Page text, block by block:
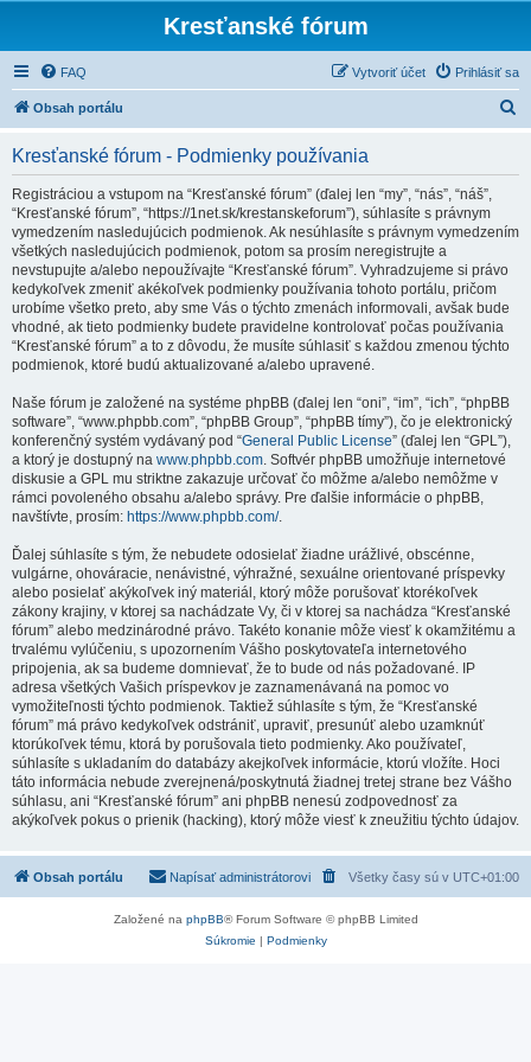
Kresťanské fórum
FAQ Prihlásiť sa
Vytvoriť účet
Obsah portálu
Kresťanské fórum - Podmienky používania
Registráciou a vstupom na “Kresťanské fórum” (ďalej len “my”, “nás”, “náš”,
“Kresťanské fórum”, “https://1net.sk/krestanskeforum”), súhlasíte s právnym
vymedzením nasledujúcich podmienok. Ak nesúhlasíte s právnym vymedzením
všetkých nasledujúcich podmienok, potom sa prosím neregistrujte a
nevstupujte a/alebo nepoužívajte “Kresťanské fórum”. Vyhradzujeme si právo
kedykoľvek zmeniť akékoľvek podmienky používania tohoto portálu, pričom
urobíme všetko preto, aby sme Vás o týchto zmenách informovali, avšak bude
vhodné, ak tieto podmienky budete pravidelne kontrolovať počas používania
“Kresťanské fórum” a to z dôvodu, že musíte súhlasiť s každou zmenou týchto
podmienok, ktoré budú aktualizované a/alebo upravené.
Naše fórum je založené na systéme phpBB (ďalej len “oni”, “im”, “ich”, “phpBB
software”, “www.phpbb.com”, “phpBB Group”, “phpBB tímy”), čo je elektronický
konferenčný systém vydávaný pod “General Public License” (ďalej len “GPL”),
a ktorý je dostupný na www.phpbb.com. Softvér phpBB umožňuje internetové
diskusie a GPL mu striktne zakazuje určovať čo môžme a/alebo nemôžme v
rámci povoleného obsahu a/alebo správy. Pre ďalšie informácie o phpBB,
navštívte, prosím: https://www.phpbb.com/.
Ďalej súhlasíte s tým, že nebudete odosielať žiadne urážlivé, obscénne,
vulgárne, ohováracie, nenávistné, výhražné, sexuálne orientované príspevky
alebo posielať akýkoľvek iný materiál, ktorý môže porušovať ktorékoľvek
zákony krajiny, v ktorej sa nachádzate Vy, či v ktorej sa nachádza “Kresťanské
fórum” alebo medzinárodné právo. Takéto konanie môže viesť k okamžitému a
trvalému vylúčeniu, s upozornením Vášho poskytovateľa internetového
pripojenia, ak sa budeme domnievať, že to bude od nás požadované. IP
adresa všetkých Vašich príspevkov je zaznamenávaná na pomoc vo
vymožiteľnosti týchto podmienok. Taktiež súhlasíte s tým, že “Kresťanské
fórum” má právo kedykoľvek odstrániť, upraviť, presunúť alebo uzamknúť
ktorúkoľvek tému, ktorá by porušovala tieto podmienky. Ako používateľ,
súhlasíte s ukladaním do databázy akejkoľvek informácie, ktorú vložíte. Hoci
táto informácia nebude zverejnená/poskytnutá žiadnej tretej strane bez Vášho
súhlasu, ani “Kresťanské fórum” ani phpBB nenesú zodpovednosť za
akýkoľvek pokus o prienik (hacking), ktorý môže viesť k zneužitiu týchto údajov.
Obsah portálu Všetky časy sú v UTC+01:00
Napísať administrátorovi
Založené na phpBB® Forum Software © phpBB Limited
Súkromie | Podmienky